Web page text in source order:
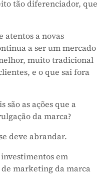
tão diferenciador, que
atentos a novas
a ser um mercado
muito tradicional
e o que sai fora
são as ações que a
da marca?
deve abrandar.
em
marketing da marca